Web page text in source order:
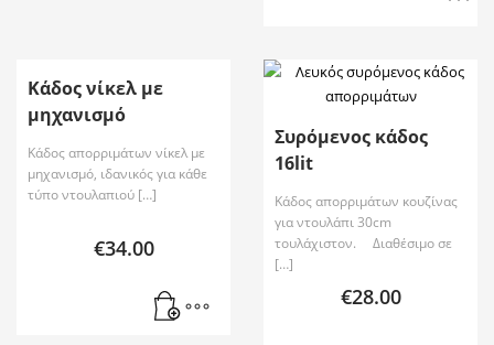
Κάδος νίκελ με
μηχανισμό
Κάδος απορριμάτων νίκελ με
μηχανισμό, ιδανικός για κάθε
τύπο ντουλαπιού […]
€34.00
Συρόμενος κάδος
16lit
Κάδος απορριμάτων κουζίνας
για ντουλάπι 30cm
τουλάχιστον. Διαθέσιμο σε
[…]
€28.00